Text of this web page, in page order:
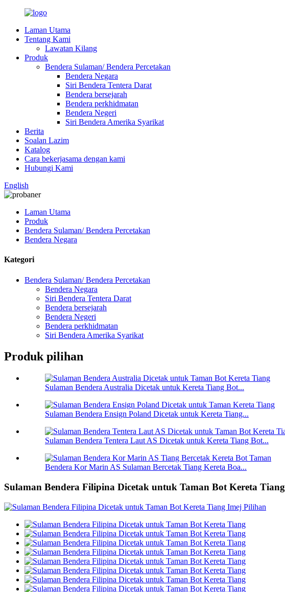
Laman Utama
Tentang Kami
Lawatan Kilang
Produk
Bendera Sulaman/ Bendera Percetakan
Bendera Negara
Siri Bendera Tentera Darat
Bendera bersejarah
Bendera perkhidmatan
Bendera Negeri
Siri Bendera Amerika Syarikat
Berita
Soalan Lazim
Katalog
Cara bekerjasama dengan kami
Hubungi Kami
English
Laman Utama
Produk
Bendera Sulaman/ Bendera Percetakan
Bendera Negara
Kategori
Bendera Sulaman/ Bendera Percetakan
Bendera Negara
Siri Bendera Tentera Darat
Bendera bersejarah
Bendera Negeri
Bendera perkhidmatan
Siri Bendera Amerika Syarikat
Produk pilihan
Sulaman Bendera Australia Dicetak untuk Kereta Tiang Bot...
Sulaman Bendera Ensign Poland Dicetak untuk Kereta Tiang...
Sulaman Bendera Tentera Laut AS Dicetak untuk Kereta Tiang Bot...
Bendera Kor Marin AS Sulaman Bercetak Tiang Kereta Boa...
Sulaman Bendera Filipina Dicetak untuk Taman Bot Kereta Tiang